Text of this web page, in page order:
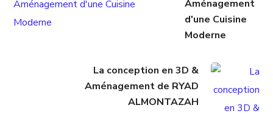
Aménagement
d'une Cuisine
Moderne
La conception en 3D &
Aménagement de RYAD
ALMONTAZAH